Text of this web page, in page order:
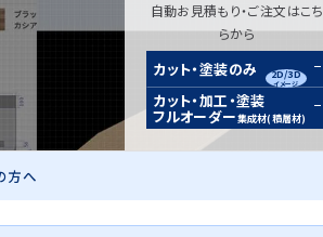
自動お見積もり・ご注文はこち
らから
カット・塗装のみ
カット・加工・塗装
フルオーダー集成材(積層材)
2D/3D
イメージ
方へ